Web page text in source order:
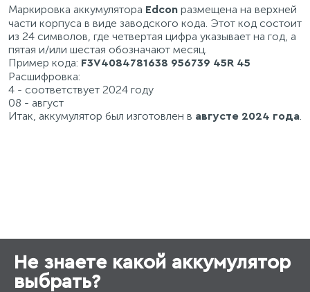
Маркировка аккумулятора Edcon размещена на верхней
части корпуса в виде заводского кода. Этот код состоит
из 24 символов, где четвертая цифра указывает на год, а
пятая и/или шестая обозначают месяц.
Пример кода: F3V4084781638 956739 45R 45
Расшифровка:
4 - соответствует 2024 году
08 - август
Итак, аккумулятор был изготовлен в августе 2024 года.
Не знаете какой аккумулятор
выбрать?